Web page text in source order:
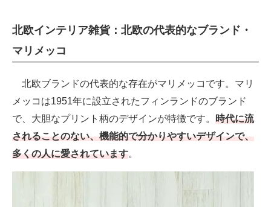
北欧インテリア雑貨：北欧の代表的なブランド・
マリメッコ
北欧ブランドの代表的な存在がマリメッコです。マリ
メッコは1951年に設立されたフィンランドのブランド
で、大胆なプリント柄のデザインが特徴です。 時代に流
されることのない、機能的で分かりやすいデザインで、
多くの人に愛されています。